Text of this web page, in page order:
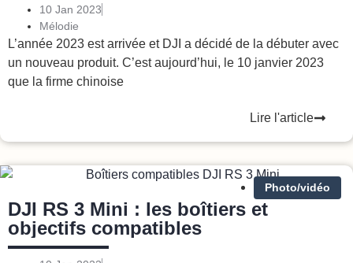
10 Jan 2023
Mélodie
L’année 2023 est arrivée et DJI a décidé de la débuter avec
un nouveau produit. C’est aujourd’hui, le 10 janvier 2023
que la firme chinoise
Lire l'article
Photo/vidéo
DJI RS 3 Mini : les boîtiers et
objectifs compatibles